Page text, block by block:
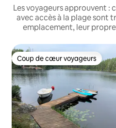
Les voyageurs approuvent :
avec accès à la plage sont
emplacement, leur
Coup de cœur voyageurs
Coup de cœur voyageurs